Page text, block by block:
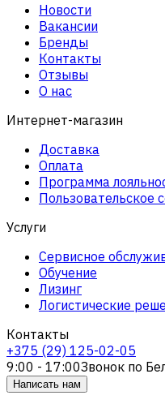
Новости
Вакансии
Бренды
Контакты
Отзывы
О нас
Интернет-магазин
Доставка
Оплата
Программа
Пользовательское
Услуги
Сервисное
Обучение
Лизинг
Логистические
Контакты
+375 (29) 125-02-05
9:00 - 17:00Звонок по
Написать нам